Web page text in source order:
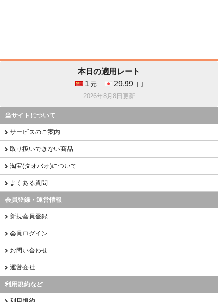
本日の適用レート
1 元 = 29.99
円
2026年8月8日更新
当サイトについて
サービスのご案内
取り扱いできない商品
淘宝(タオバオ)について
よくある質問
会員登録・運営情報
新規会員登録
会員ログイン
お問い合わせ
運営会社
利用規約など